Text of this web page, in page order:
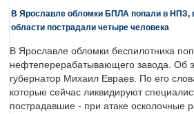
В Ярославле обломки БПЛА попали в НПЗ,
области пострадали четыре человека
В Ярославле обломки беспилотника
нефтеперерабатывающего завода. Об
губернатор Михаил Евраев. По его
которые сейчас ликвидируют
пострадавшие - при атаке осколочные